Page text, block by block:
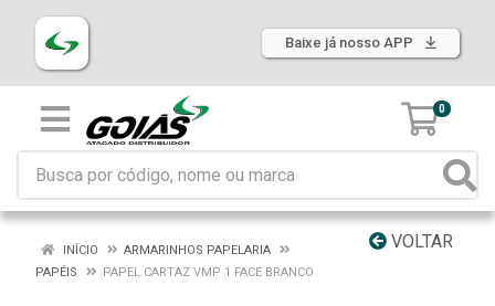
Baixe já nosso APP
0
VOLTAR
INÍCIO
ARMARINHOS PAPELARIA
PAPÉIS
PAPEL CARTAZ VMP 1 FACE BRANCO